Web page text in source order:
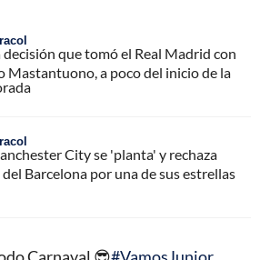
decisión que tomó el Real Madrid con
Mastantuono, a poco del inicio de la
City se 'planta' y rechaza
Barcelona por una de sus estrellas
Carnaval 😎#VamosJunior